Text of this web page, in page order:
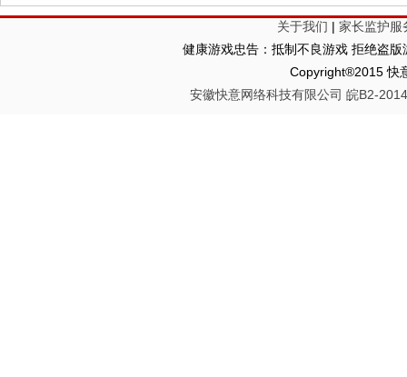
关于我们 | 家长监护服
健康游戏忠告：抵制不良游戏 拒绝盗
Copyright®2015 快
安徽快意网络科技有限公司 皖B2-